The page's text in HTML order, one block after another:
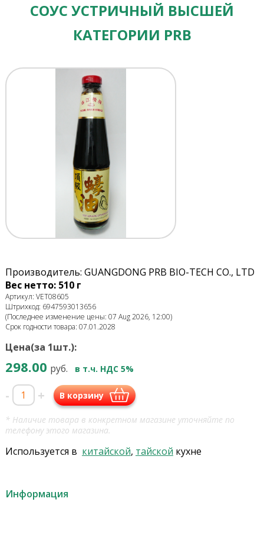
СОУС УСТРИЧНЫЙ ВЫСШЕЙ
КАТЕГОРИИ PRB
Производитель: GUANGDONG PRB BIO-TECH CO., LTD
Вес нетто: 510 г
Артикул: VET08605
Штрихкод: 6947593013656
(Последнее изменение цены: 07 Aug 2026, 12:00)
Срок годности товара: 07.01.2028
Цена(за 1шт.):
298.00 руб. в т.ч. НДС 5%
- + В корзину
* Наличие товара в конкретном магазине уточняйте по
телефону этого магазина.
Используется в китайской, тайской кухне
Информация